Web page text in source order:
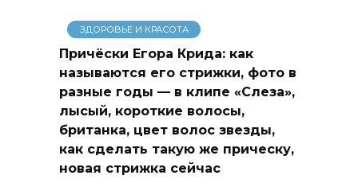
ЗДОРОВЬЕ И КРАСОТА
Причёски Егора Крида: как
называются его стрижки, фото в
разные годы — в клипе «Слеза»,
лысый, короткие волосы,
британка, цвет волос звезды,
как сделать такую же прическу,
новая стрижка сейчас